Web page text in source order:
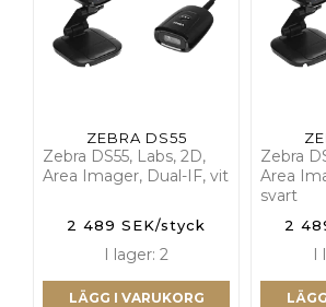
ZEBRA DS55
Zebra DS55, Labs, 2D,
Area Imager, Dual-IF, vit
2 489 SEK/styck
I lager: 2
LÄGG I VARUKORG
Zebra
Area
svart
2
I